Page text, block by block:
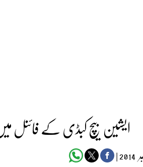
ایشین بیچ کبڈی کے فائنل
|